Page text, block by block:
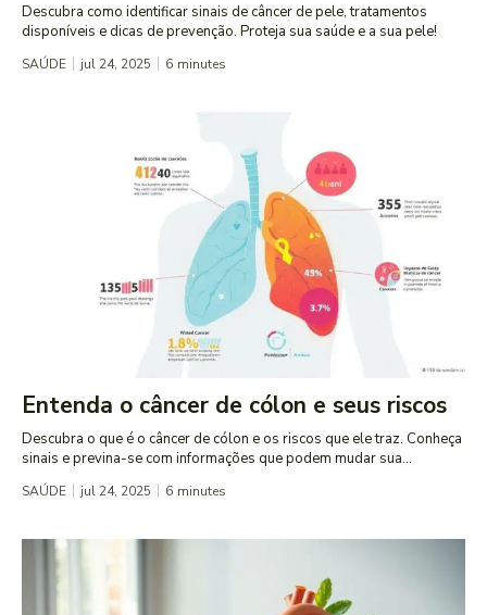
Descubra como identificar sinais de câncer de pele, tratamentos
disponíveis e dicas de prevenção. Proteja sua saúde e a sua pele!
SAÚDE jul 24, 2025 6 minutes
Entenda o câncer de cólon e seus riscos
Descubra o que é o câncer de cólon e os riscos que ele traz. Conheça
sinais e previna-se com informações que podem mudar sua...
SAÚDE jul 24, 2025 6 minutes